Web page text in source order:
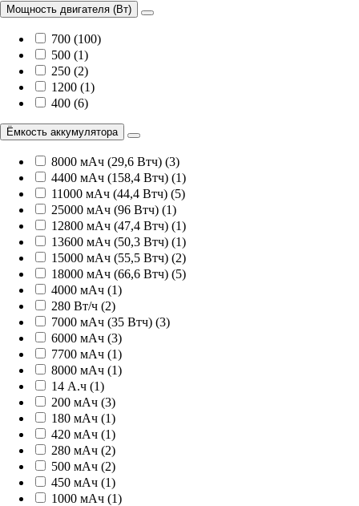
Мощность двигателя (Вт)
700 (100)
500 (1)
250 (2)
1200 (1)
400 (6)
Ёмкость аккумулятора
8000 мАч (29,6 Втч) (3)
4400 мАч (158,4 Втч) (1)
11000 мАч (44,4 Втч) (5)
25000 мАч (96 Втч) (1)
12800 мАч (47,4 Втч) (1)
13600 мАч (50,3 Втч) (1)
15000 мАч (55,5 Втч) (2)
18000 мАч (66,6 Втч) (5)
4000 мАч (1)
280 Вт/ч (2)
7000 мАч (35 Втч) (3)
6000 мАч (3)
7700 мАч (1)
8000 мАч (1)
14 А.ч (1)
200 мАч (3)
180 мАч (1)
420 мАч (1)
280 мАч (2)
500 мАч (2)
450 мАч (1)
1000 мАч (1)